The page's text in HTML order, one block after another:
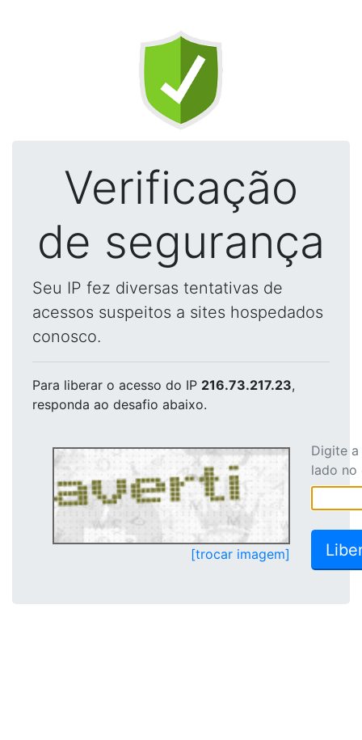
Verificação
de segurança
Seu IP fez diversas tentativas de
acessos suspeitos a sites hospedados
conosco.
Para liberar o acesso do IP 216.73.217.23,
responda ao desafio abaixo.
[trocar imagem]
Digite
lado no